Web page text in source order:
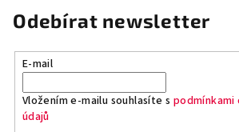
Odebírat newsletter
E-mail
Vložením e-mailu souhlasíte s podmínkami
údajů